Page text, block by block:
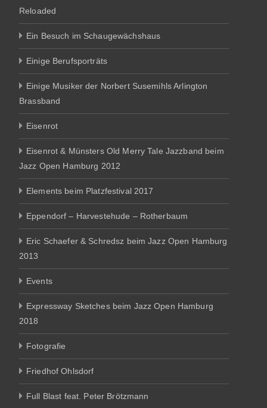
Reloaded
Ein Besuch im Schaugewächshaus
Einige Berufsporträts
Einige Musiker der Norbert Susemihls Arlington
Brassband
Eisenrot
Eisenrot & Münsters Old Merry Tale Jazzband beim
Jazz Open Hamburg 2012
Elements beim Platzfestival 2017
Eppendorf – Harvestehude – Rotherbaum
Eric Schaefer & Schredsz beim Jazz Open Hamburg
2013
Events
Expressway Sketches beim Jazz Open Hamburg
2018
Fotografie
Friedhof Ohlsdorf
Full Blast feat. Peter Brötzmann